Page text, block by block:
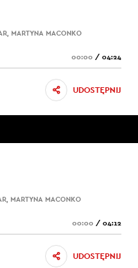
MARTYNA MACONKO
00:00 / 04:24
UDOSTĘPNIJ
MARTYNA MACONKO
00:00 / 04:12
UDOSTĘPNIJ